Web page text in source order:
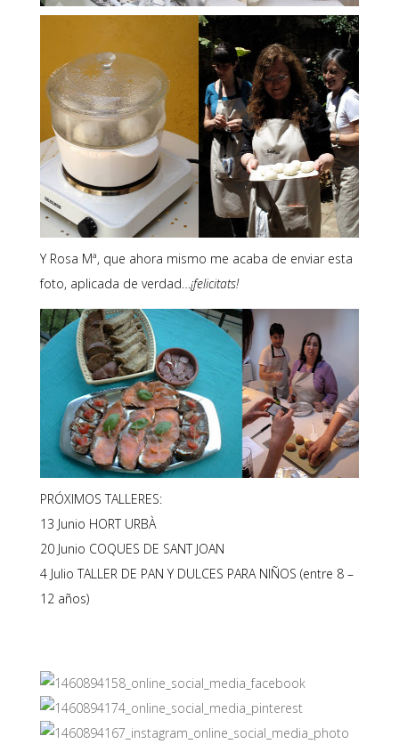
Y Rosa Mª, que ahora mismo me acaba de enviar esta
foto, aplicada de verdad…¡felicitats!
PRÓXIMOS TALLERES:
13 Junio HORT URBÀ
20 Junio COQUES DE SANT JOAN
4 Julio TALLER DE PAN Y DULCES PARA NIÑOS (entre 8 –
12 años)